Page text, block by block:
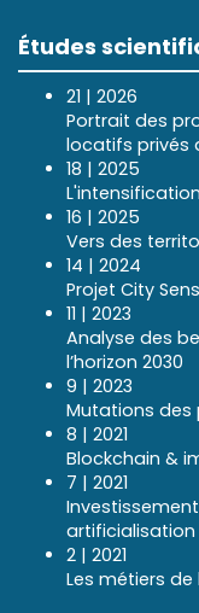
Études
21 | 2026
Portrait des
locatifs privés
18 | 2025
16 | 2025
Vers des
14 | 2024
Projet City
11 | 2023
Analyse des
l’horizon 2030
9 | 2023
Mutations des
8 | 2021
Blockchain &
7 | 2021
artificialisation
2 | 2021
Les métiers de